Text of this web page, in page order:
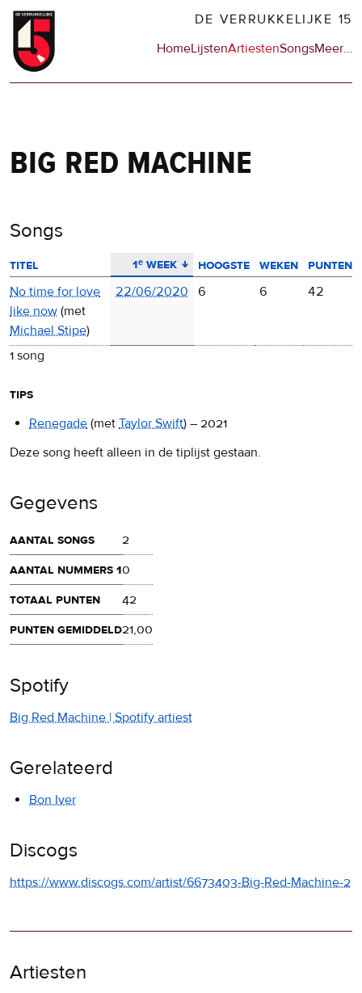
Overslaan
naar
DE VERRUKKELIJKE 15
Hoofdnavigatie
HomeLijstenArtiestenSongsMeerop
…
big red machine
Songs
titel 1ᵉ week
aflopend sorteren hoogste weken
punten
No time for love
like now (met
Michael Stipe)
22/06/2020 6 6 42
1 song
tips
Renegade (met Taylor Swift) – 2021
Deze song heeft alleen in de tiplijst gestaan.
Gegevens
aantal songs
2
aantal nummers 10
totaal punten
42
punten gemiddeld21,00
Spotify
Big Red Machine | Spotify artiest
Gerelateerd
Bon Iver
Discogs
https://www.discogs.com/artist/6673403-Big-Red-Machine-2
Artiesten